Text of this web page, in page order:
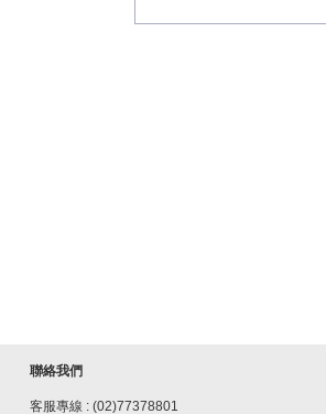
聯絡我們
客服專線 : (02)77378801